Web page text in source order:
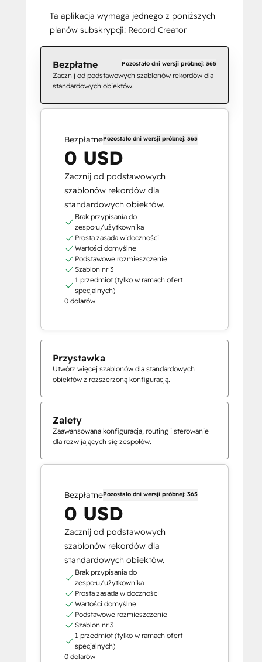
Ta aplikacja wymaga jednego z poniższych
planów subskrypcji: Record Creator
Bezpłatne Pozostało dni wersji próbnej: 365
Zacznij od podstawowych szablonów rekordów dla
standardowych obiektów.
BezpłatnePozostało dni wersji próbnej: 365
0 USD
Zacznij od podstawowych
szablonów rekordów dla
standardowych obiektów.
Brak przypisania do
zespołu/użytkownika
Prosta zasada widoczności
Wartości domyślne
Podstawowe rozmieszczenie
Szablon nr 3
1 przedmiot (tylko w ramach ofert
specjalnych)
0 dolarów
Przystawka
Utwórz więcej szablonów dla standardowych
obiektów z rozszerzoną konfiguracją.
Zalety
Zaawansowana konfiguracja, routing i sterowanie
dla rozwijających się zespołów.
BezpłatnePozostało dni wersji próbnej: 365
0 USD
Zacznij od podstawowych
szablonów rekordów dla
standardowych obiektów.
Brak przypisania do
zespołu/użytkownika
Prosta zasada widoczności
Wartości domyślne
Podstawowe rozmieszczenie
Szablon nr 3
1 przedmiot (tylko w ramach ofert
specjalnych)
0 dolarów